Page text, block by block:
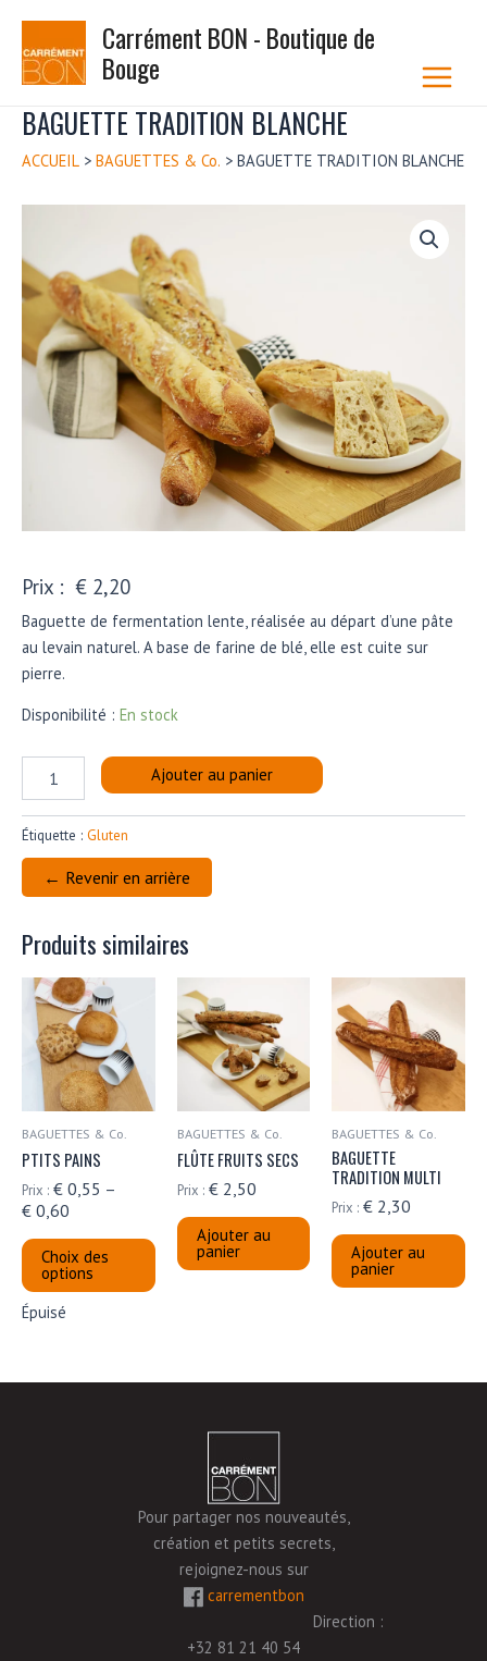
contenu
Carrément BON - Boutique de
Bouge
Main
BAGUETTE TRADITION BLANCHE
ACCUEIL > BAGUETTES & Co. > BAGUETTE TRADITION BLANCHE
€ 2,20
Baguette de fermentation lente, réalisée au départ d’une pâte
au levain naturel. A base de farine de blé, elle est cuite sur
pierre.
Disponibilité : En stock
TRADITION
BLANCHE
Ajouter au panier
Étiquette : Gluten
← Revenir en arrière
Produits similaires
BAGUETTES & Co.
PTITS PAINS
Prix : € 0,55 –
€ 0,60
Choix des
options
Ce
produit
la
page
produit
Épuisé
BAGUETTES & Co.
FLÛTE FRUITS SECS
Prix : €2,50
Ajouter au
panier
BAGUETTES & Co.
BAGUETTE
TRADITION MULTI
Prix : € 2,30
Ajouter au
panier
Pour partager nos nouveautés,
création et petits secrets,
rejoignez-nous sur
carrementbon
Direction :
+32 81 21 40 54
TRADITION
BLANCHE